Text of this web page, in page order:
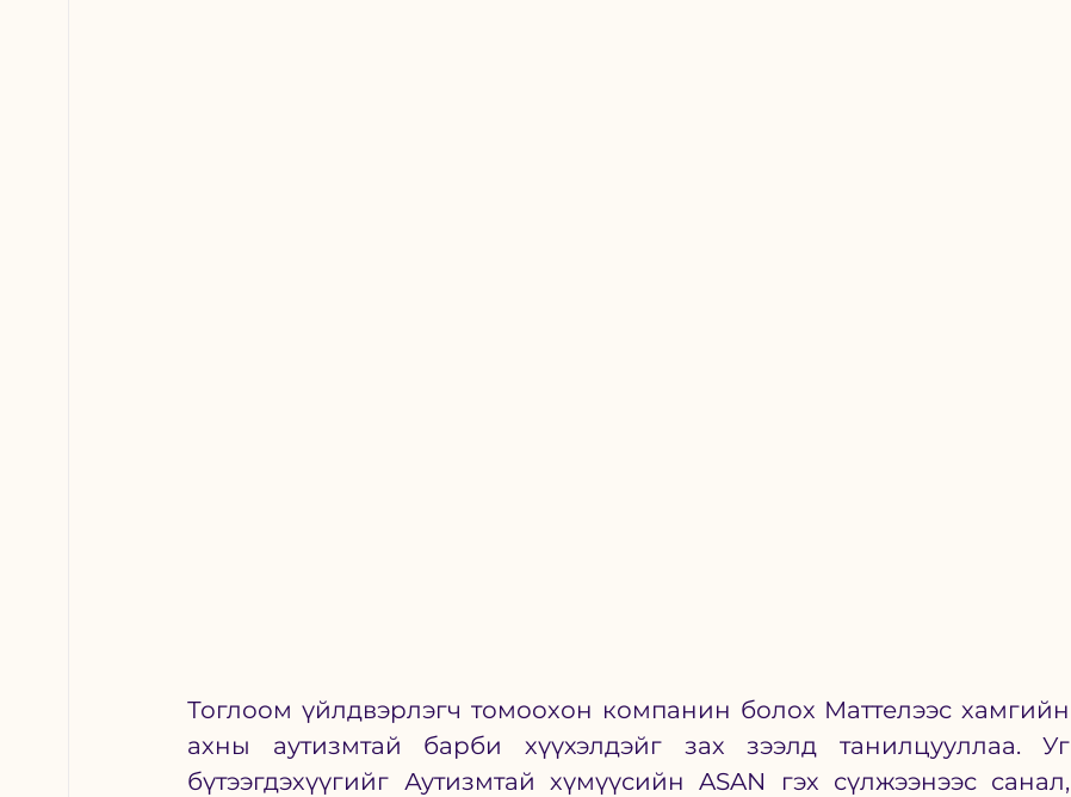
Тоглоом үйлдвэрлэгч томоохон компанин болох Маттелээс хамгийн
ахны аутизмтай барби хүүхэлдэйг зах зээлд танилцууллаа. Уг
бүтээгдэхүүгийг Аутизмтай хүмүүсийн ASAN гэх сүлжээнээс санал,